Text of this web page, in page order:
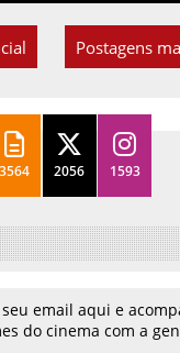
Postagens
3564 2056 1593
email aqui e
do cinema com a